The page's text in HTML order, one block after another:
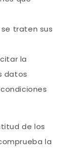
traten sus
la
datos
de los
la